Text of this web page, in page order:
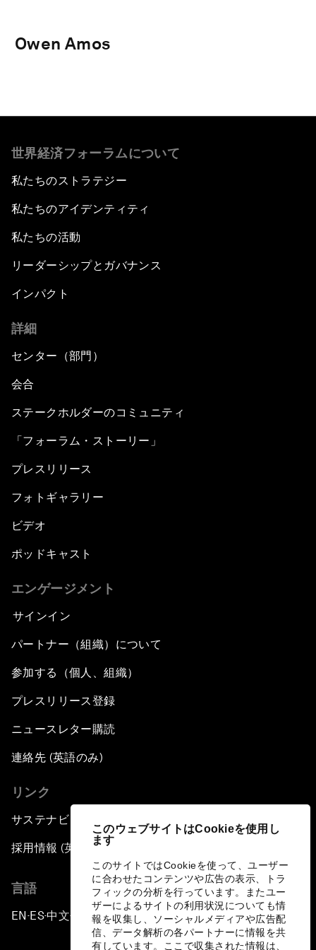
このウェブサイトはCookieを使用し
ます
このサイトではCookieを使って、ユーザー
に合わせたコンテンツや広告の表示、トラ
フィックの分析を行っています。またユー
ザーによるサイトの利用状況についても情
報を収集し、ソーシャルメディアや広告配
信、データ解析の各パートナーに情報を共
有しています。ここで収集された情報は、
Owen Amos
世界経済フォーラムについて
私たちのストラテジー
私たちのアイデンティティ
私たちの活動
リーダーシップとガバナンス
インパクト
詳細
センター（部門）
会合
ステークホルダーのコミュニティ
「フォーラム・ストーリー」
プレスリリース
フォトギャラリー
ビデオ
ポッドキャスト
エンゲージメント
サインイン
パートナー（組織）について
参加する（個人、組織）
プレスリリース登録
ニュースレター購読
連絡先 (英語のみ)
リンク
サステナビリティへの取り組み
採用情報 (英語のみ)
言語
EN ▪ES▪中文▪ 日本語